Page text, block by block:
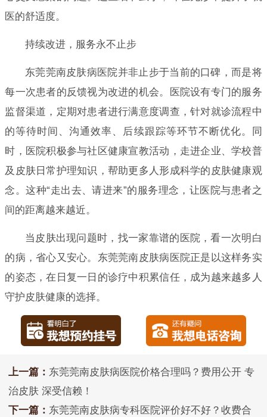
医的舒适度。
持续改进，服务永不止步
东莞莞南皮肤病医院并非止步于当前的口碑，而是将
每一次患者的反馈视为改进的机会。医院设有专门的服务
监督渠道，定期对患者进行满意度调查，针对就诊流程中
的等待时间、沟通效率、后续跟踪等环节不断优化。同
时，医院积极参与社区健康宣教活动，走进企业、学校普
及皮肤日常护理知识，帮助更多人形成科学的皮肤健康观
念。这种“走出去、请进来”的服务理念，让医院与患者之
间的距离越来越近。
当皮肤出现问题时，找一家靠谱的医院，看一次明白
的病，省心又安心。东莞莞南皮肤病医院正是以这样务实
的姿态，在日复一日的诊疗中积累信任，成为越来越多人
守护皮肤健康的选择。
上一篇： 东莞莞南皮肤病医院价格合理吗？费用公开 专
治皮肤 深受信赖！
下一篇： 东莞莞南皮肤病专科医院评价好不好？收费合